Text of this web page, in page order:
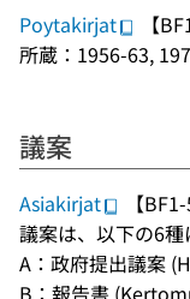
Poytakirjat
【
所蔵：1956-63,
議案
Asiakirjat
【BF1-
議案は、以下の6
A：政府提出議案
B：報告書